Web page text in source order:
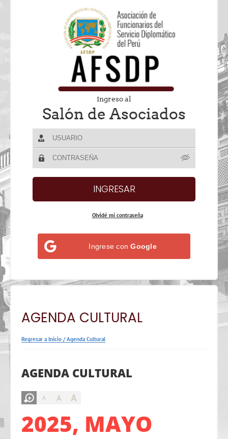
Ingreso al
Salón de Asociados
Olvidé mi contraseña
Ingrese conGoogle
AGENDA CULTURAL
Regresar a Inicio /Agenda Cultural
AGENDA CULTURAL
A A A
2025, MAYO